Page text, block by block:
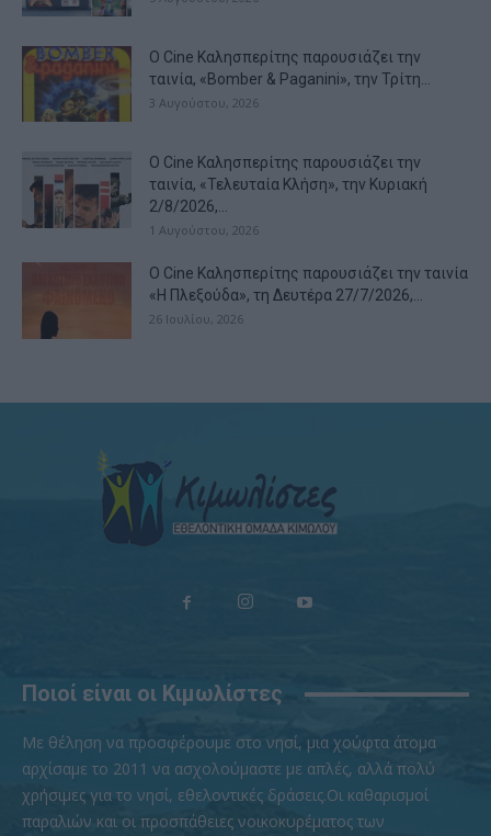
Ο Cine Καλησπερίτης παρουσιάζει την
ταινία, «Bomber & Paganini», την Τρίτη...
3 Αυγούστου, 2026
Ο Cine Καλησπερίτης παρουσιάζει την
ταινία, «Τελευταία Κλήση», την Κυριακή
2/8/2026,...
1 Αυγούστου, 2026
Ο Cine Καλησπερίτης παρουσιάζει την ταινία
«Η Πλεξούδα», τη Δευτέρα 27/7/2026,...
26 Ιουλίου, 2026
Ποιοί είναι οι Κιμωλίστες
Με θέληση να προσφέρουμε στο νησί, μια χούφτα άτομα
αρχίσαμε το 2011 να ασχολούμαστε με απλές, αλλά πολύ
χρήσιμες για το νησί, εθελοντικές δράσεις.Οι καθαρισμοί
παραλιών και οι προσπάθειες νοικοκυρέματος των